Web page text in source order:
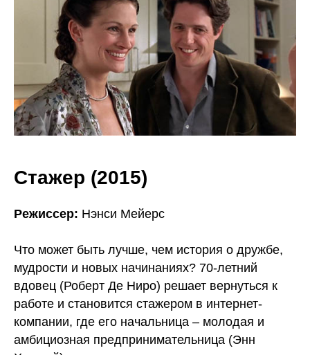
Стажер (2015)
Режиссер: Нэнси Мейерс
Что может быть лучше, чем история о дружбе,
мудрости и новых начинаниях? 70-летний
вдовец (Роберт Де Ниро) решает вернуться к
работе и становится стажером в интернет-
компании, где его начальница – молодая и
амбициозная предпринимательница (Энн